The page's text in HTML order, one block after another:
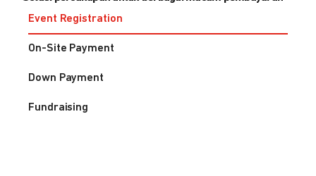
Event Registration
On-Site Payment
Down Payment
Fundraising